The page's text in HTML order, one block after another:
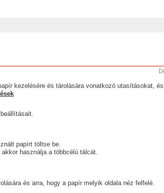
kezelésére és tárolására vonatkozó utasításokat,
papírt töltse be.
használja a többcélú tálcát.
és arra, hogy a papír melyik oldala néz felfelé.